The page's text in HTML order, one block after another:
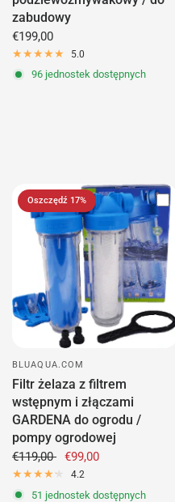
zabudowy
€199,00
5.0
96 jednostek dostępnych
Oszczędź 17%
BLUAQUA.COM
Filtr żelaza z filtrem
wstępnym i złączami
GARDENA do ogrodu /
pompy ogrodowej
€119,00 €99,00
4.2
51 jednostek dostępnych